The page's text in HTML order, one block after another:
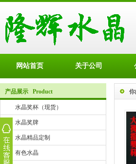
网站首页 关于公司
产品展示 Product
水晶奖杯（现货）
水晶奖牌
水晶精品定制
有色水晶
你